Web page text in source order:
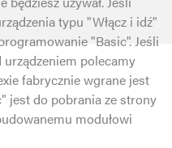
typu "Włącz i idź"
"Basic". Jeśli
polecamy
fabrycznie wgrane jest
jest do pobrania ze strony
modułowi